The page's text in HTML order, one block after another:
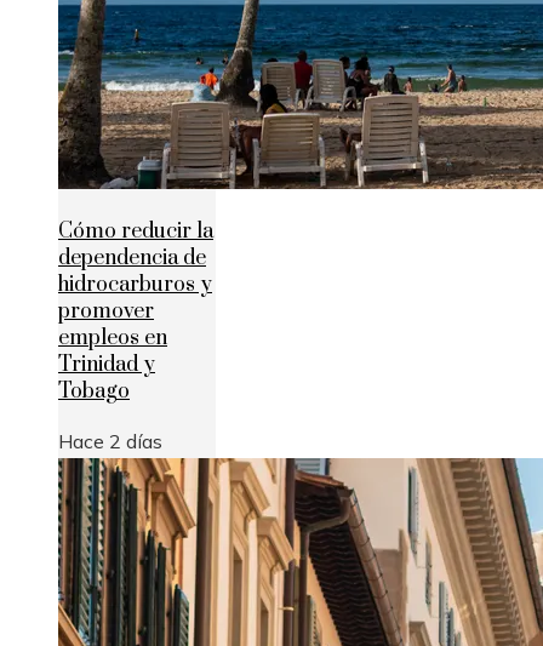
Cómo reducir la
dependencia de
hidrocarburos y
promover
empleos en
Trinidad y
Tobago
Hace 2 días